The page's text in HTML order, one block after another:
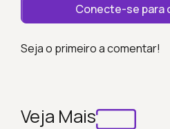
Conecte-se para
Seja o primeiro a comentar!
Veja Mais